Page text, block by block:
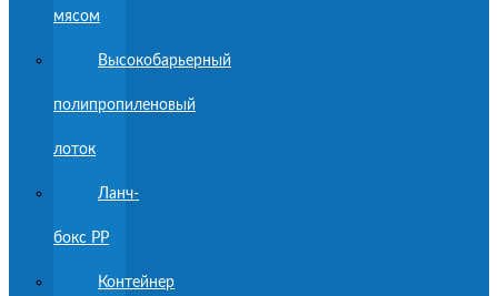
мясом
Высокобарьерный
полипропиленовый
лоток
Ланч-
бокс PP
Контейнер